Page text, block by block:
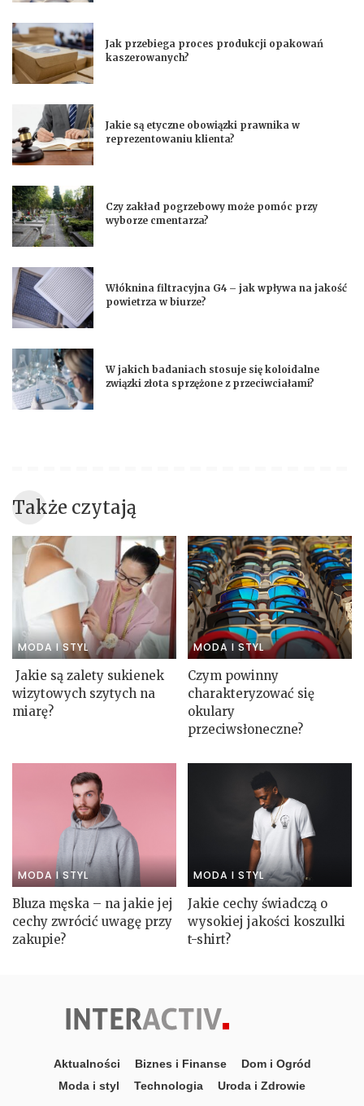
Jak przebiega proces produkcji opakowań
kaszerowanych?
Jakie są etyczne obowiązki prawnika w
reprezentowaniu klienta?
Czy zakład pogrzebowy może pomóc przy
wyborze cmentarza?
Włóknina filtracyjna G4 – jak wpływa na jakość
powietrza w biurze?
W jakich badaniach stosuje się koloidalne
związki złota sprzężone z przeciwciałami?
Także czytają
MODA I STYL
Jakie są zalety sukienek
wizytowych szytych na
miarę?
MODA I STYL
Czym powinny
charakteryzować się
okulary
przeciwsłoneczne?
MODA I STYL
Bluza męska – na jakie jej
cechy zwrócić uwagę przy
zakupie?
MODA I STYL
Jakie cechy świadczą o
wysokiej jakości koszulki
t-shirt?
Aktualności Biznes i Finanse
Dom i Ogród
Moda i styl
Technologia Uroda i Zdrowie